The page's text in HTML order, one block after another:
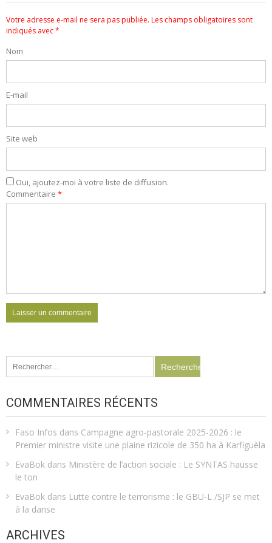
Votre adresse e-mail ne sera pas publiée. Les champs obligatoires sont
indiqués avec*
Nom
E-mail
Site web
Oui, ajoutez-moi à votre liste de diffusion.
Commentaire *
COMMENTAIRES RÉCENTS
Faso Infos dans Campagne agro-pastorale 2025-2026 : le
Premier ministre visite une plaine rizicole de 350 ha à Karfiguèla
EvaBok dans Ministère de l’action sociale : Le SYNTAS hausse
le ton
EvaBok dans Lutte contre le terrorisme : le GBU-L /SJP se met
à la danse
ARCHIVES